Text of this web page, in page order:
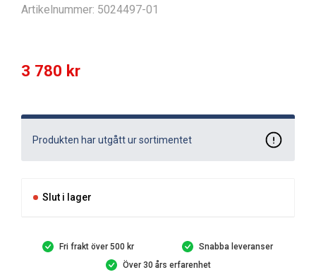
Artikelnummer: 5024497-01
3 780 kr
Produkten har utgått ur sortimentet
Slut i lager
Fri frakt över 500 kr
Snabba leveranser
Över 30 års erfarenhet